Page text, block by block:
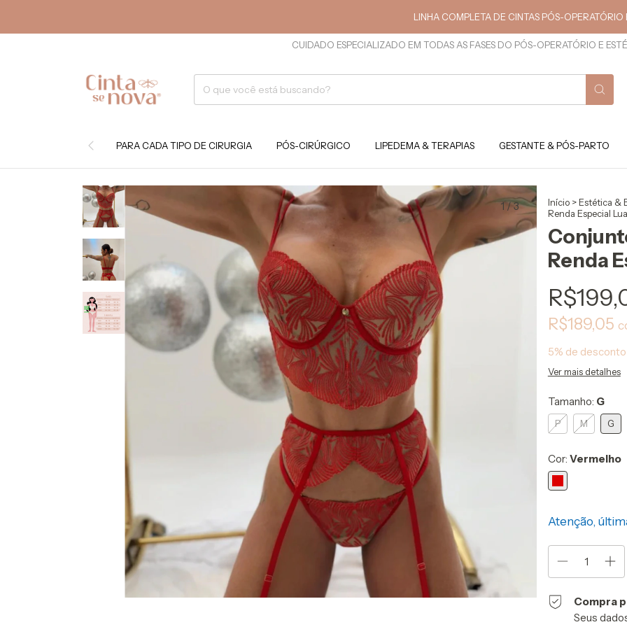
LINHA COMPLETA DE CINTAS PÓS-OPERATÓRIO E
CUIDADO ESPECIALIZADO EM TODAS AS FASES DO PÓS-OPERATÓRIO E
PARA CADA TIPO DE CIRURGIA PÓS-CIRÚRGICO LIPEDEMA & TERAPIAS GESTANTE & PÓS-PARTO
1/3 Início > Estética &
Renda Especial
Renda
R$189,05
5% de desconto
Ver mais detalhes
Tamanho: G
P M G
Cor: Vermelho
Atenção,
Compra
Seus